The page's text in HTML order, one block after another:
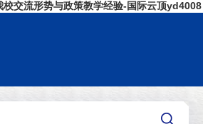
校交流形势与政策教学经验-国际云顶yd4008